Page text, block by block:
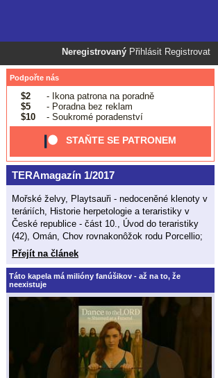
Neregistrovaný Přihlásit Registrovat
Podpořte nás
$2
- Ikona patrona na poradně
$5
- Poradna bez reklam
$10
- Soukromé poradenství
STAŇTE SE PATRONEM
TERAmagazín 1/2017
Mořské želvy, Playtsauři - nedoceněné klenoty v
teráriích, Historie herpetologie a teraristiky v
České republice - část 10., Úvod do teraristiky
(42), Omán, Chov rovnakonôžok rodu Porcellio;
Přejít na článek
Táto kapela má milióny fanúšikov - až na to, že
neexistuje